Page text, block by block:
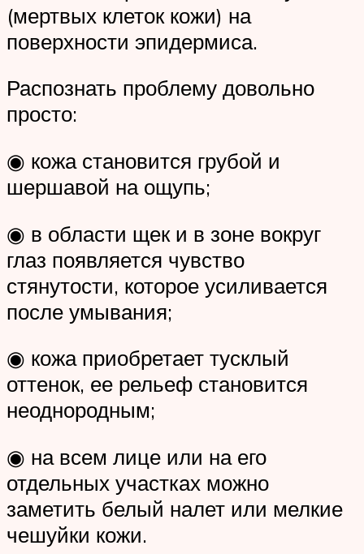
(мертвых клеток кожи) на
поверхности эпидермиса.
Распознать проблему довольно
просто:
◉ кожа становится грубой и
шершавой на ощупь;
◉ в области щек и в зоне вокруг
глаз появляется чувство
стянутости, которое усиливается
после умывания;
◉ кожа приобретает тусклый
оттенок, ее рельеф становится
неоднородным;
◉ на всем лице или на его
отдельных участках можно
заметить белый налет или мелкие
чешуйки кожи.